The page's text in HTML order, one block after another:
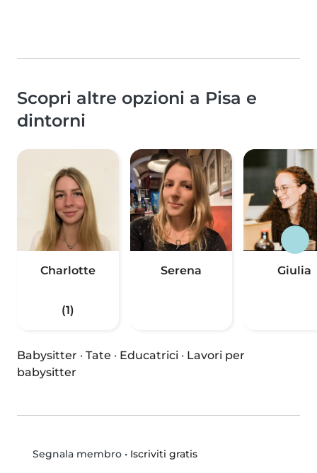
Scopri altre opzioni a Pisa e
dintorni
Charlotte
(1)
Serena Giulia
Babysitter · Tate · Educatrici · Lavori per
babysitter
Segnala membro• Iscriviti gratis